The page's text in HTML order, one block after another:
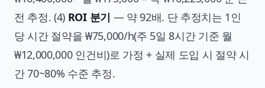
전 추정. (4) ROI 분기 — 약 92배. 단 추정치는 1인
당 시간 절약을 ₩75,000/h(주 5일 8시간 기준 월
₩12,000,000 인건비)로 가정 + 실제 도입 시 절약 시
간 70~80% 수준 추정.